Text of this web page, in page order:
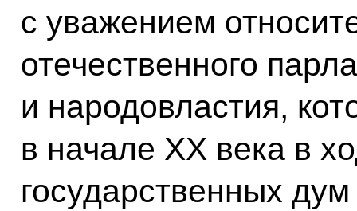
с уважением
отечественного
и народовластия,
в начале XX века в
государственных